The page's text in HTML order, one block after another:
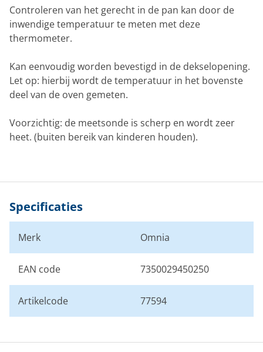
Controleren van het gerecht in de pan kan door de
inwendige temperatuur te meten met deze
thermometer.
Kan eenvoudig worden bevestigd in de dekselopening.
Let op: hierbij wordt de temperatuur in het bovenste
deel van de oven gemeten.
Voorzichtig: de meetsonde is scherp en wordt zeer
heet. (buiten bereik van kinderen houden).
Specificaties
Merk Omnia
EAN code 7350029450250
Artikelcode 77594